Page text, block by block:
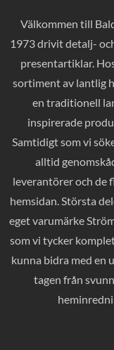
Välkommen till
1973 drivit detalj-
presentartiklar.
sortiment av lantlig
en traditionell
inspirerade
Samtidigt som vi
alltid
leverantörer och de
hemsidan. Största
eget varumärke
som vi tycker
kunna bidra med en
tagen från